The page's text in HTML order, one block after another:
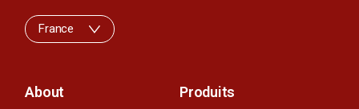
About Produits
France